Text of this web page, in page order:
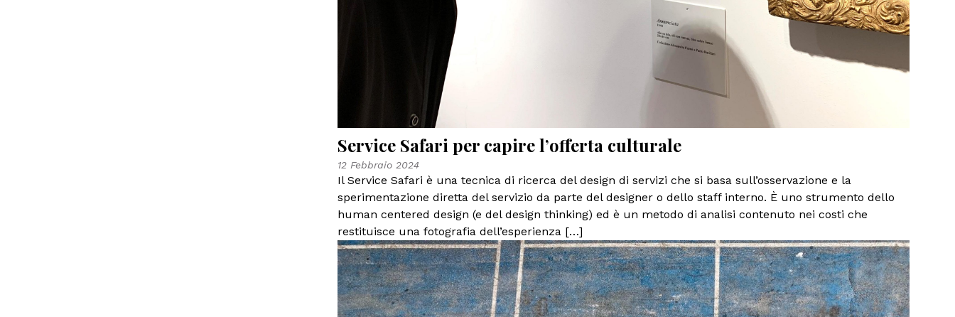
Service Safari per capire l’offerta culturale
12 Febbraio 2024
Il Service Safari è una tecnica di ricerca del design di servizi che si basa sull’osservazione e la
sperimentazione diretta del servizio da parte del designer o dello staff interno. È uno strumento dello
human centered design (e del design thinking) ed è un metodo di analisi contenuto nei costi che
restituisce una fotografia dell’esperienza […]